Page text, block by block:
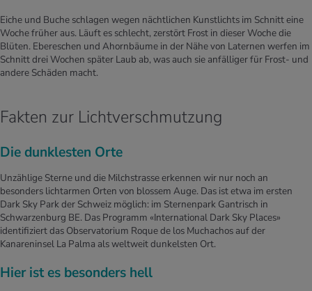
Eiche und Buche schlagen wegen nächtlichen Kunstlichts im Schnitt eine
Woche früher aus. Läuft es schlecht, zerstört Frost in dieser Woche die
Blüten. Ebereschen und Ahornbäume in der Nähe von Laternen werfen im
Schnitt drei ­Wochen später Laub ab, was auch sie anfälliger für Frost- und
andere Schäden macht.
Fakten zur Lichtverschmutzung
Die dunklesten Orte
Unzählige Sterne und die Milchstrasse erkennen wir nur noch an
besonders lichtarmen Orten von blossem Auge. Das ist etwa im ersten
Dark Sky Park der Schweiz möglich: im Sternenpark Gantrisch in
Schwarzenburg BE. Das Programm «International Dark Sky Places»
identifiziert das Observatorium Roque de los Muchachos auf der
Kanareninsel La Palma als weltweit dunkelsten Ort.
Hier ist es besonders hell